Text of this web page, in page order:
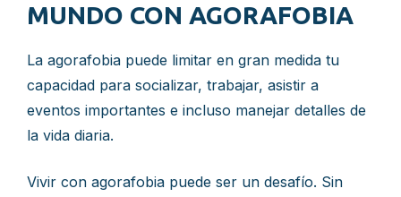
MUNDO CON AGORAFOBIA
La agorafobia puede limitar en gran medida tu
capacidad para socializar, trabajar, asistir a
eventos importantes e incluso manejar detalles de
la vida diaria.
Vivir con agorafobia puede ser un desafío. Sin